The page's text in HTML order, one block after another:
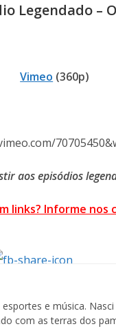
Legendado –
Vimeo (360p)
aos episódios
links? Informe nos
e música.
com as terras dos